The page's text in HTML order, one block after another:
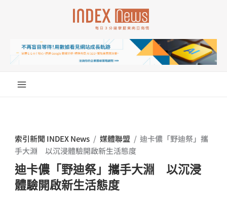
索引新聞 INDEX News / 媒體聯盟 / 迪卡儂「野迪祭」攜
手大淵 以沉浸體驗開啟新生活態度
迪卡儂「野迪祭」攜手大淵 以沉浸
體驗開啟新生活態度